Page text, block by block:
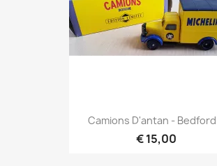
Camions D'antan -
€ 15,00